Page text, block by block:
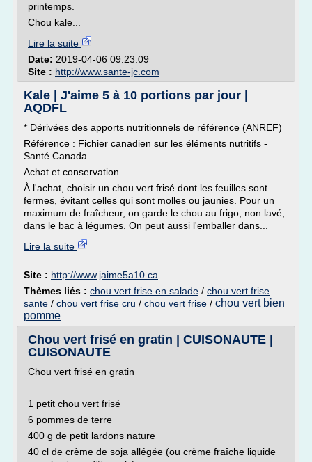
printemps.
Chou kale...
Lire la suite
Date: 2019-04-06 09:23:09
Site : http://www.sante-jc.com
Kale | J'aime 5 à 10 portions par jour |
AQDFL
* Dérivées des apports nutritionnels de référence (ANREF)
Référence : Fichier canadien sur les éléments nutritifs -
Santé Canada
Achat et conservation
À l'achat, choisir un chou vert frisé dont les feuilles sont
fermes, évitant celles qui sont molles ou jaunies. Pour un
maximum de fraîcheur, on garde le chou au frigo, non lavé,
dans le bac à légumes. On peut aussi l'emballer dans...
Lire la suite
Site : http://www.jaime5a10.ca
Thèmes liés : chou vert frise en salade / chou vert frise
sante / chou vert frise cru / chou vert frise / chou vert bien
pomme
Chou vert frisé en gratin | CUISONAUTE |
CUISONAUTE
Chou vert frisé en gratin
1 petit chou vert frisé
6 pommes de terre
400 g de petit lardons nature
40 cl de crème de soja allégée (ou crème fraîche liquide